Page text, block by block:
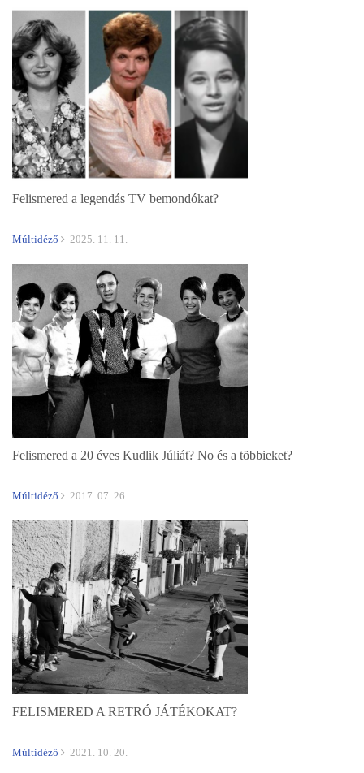
Felismered a legendás TV bemondókat?
Múltidéző 2025. 11. 11.
Felismered a 20 éves Kudlik Júliát? No és a többieket?
Múltidéző 2017. 07. 26.
FELISMERED A RETRÓ JÁTÉKOKAT?
Múltidéző 2021. 10. 20.